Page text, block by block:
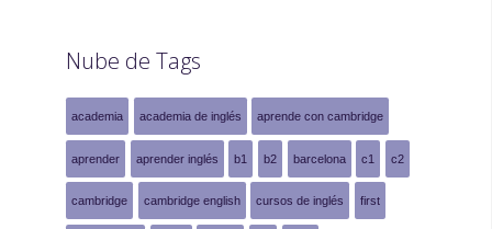
Nube de Tags
academia academia de inglés aprende con cambridge
aprender aprender inglés b1 b2 barcelona c1 c2
cambridge cambridge english cursos de inglés first